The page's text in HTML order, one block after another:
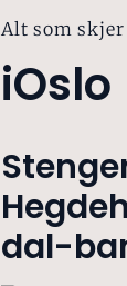
Alt som skjer
iOslo
dal-